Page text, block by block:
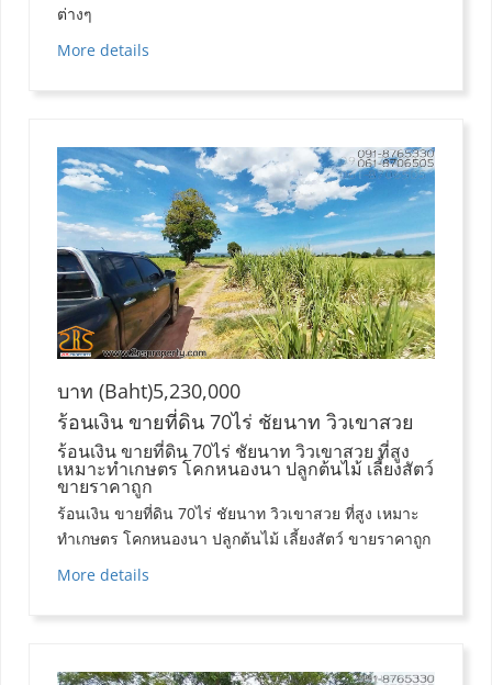
ต่างๆ
More details
บาท (Baht)5,230,000
ร้อนเงิน ขายที่ดิน 70ไร่ ชัยนาท วิวเขาสวย
ร้อนเงิน ขายที่ดิน 70ไร่ ชัยนาท วิวเขาสวย ที่สูง
เหมาะทำเกษตร โคกหนองนา ปลูกต้นไม้ เลี้ยงสัตว์
ขายราคาถูก
ร้อนเงิน ขายที่ดิน 70ไร่ ชัยนาท วิวเขาสวย ที่สูง เหมาะ
ทำเกษตร โคกหนองนา ปลูกต้นไม้ เลี้ยงสัตว์ ขายราคาถูก
More details